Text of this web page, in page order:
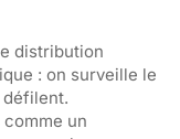
distribution
: on surveille le
un